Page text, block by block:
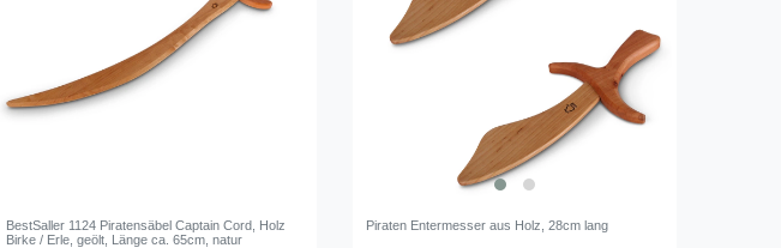
BestSaller 1124 Piratensäbel Captain Cord, Holz
Birke / Erle, geölt, Länge ca. 65cm, natur
Piraten Entermesser aus Holz, 28cm lang